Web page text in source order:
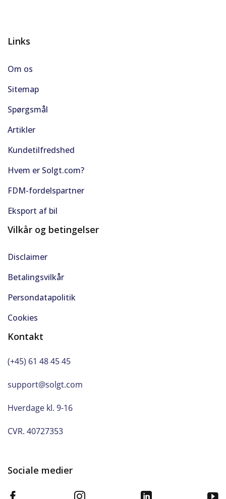
Links
Om os
Sitemap
Spørgsmål
Artikler
Kundetilfredshed
Hvem er Solgt.com?
FDM-fordelspartner
Eksport af bil
Vilkår og betingelser
Disclaimer
Betalingsvilkår
Persondatapolitik
Cookies
Kontakt
(+45) 61 48 45 45
support@solgt.com
Hverdage kl. 9-16
CVR. 40727353
Sociale medier